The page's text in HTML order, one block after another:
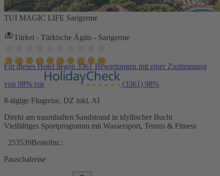
TUI MAGIC LIFE Sarigerme
Türkei - Türkische Ägäis - Sarigerme
Für dieses Hotel liegen 3361 Bewertungen mit einer Zustimmung
von 98% vor (3361) 98%
8-tägige Flugreise, DZ inkl. AI
Direkt am traumhaften Sandstrand in idyllischer Bucht
Vielfältiges Sportprogramm mit Wassersport, Tennis & Fitness
253539Bestellnr.:
Pauschalreise